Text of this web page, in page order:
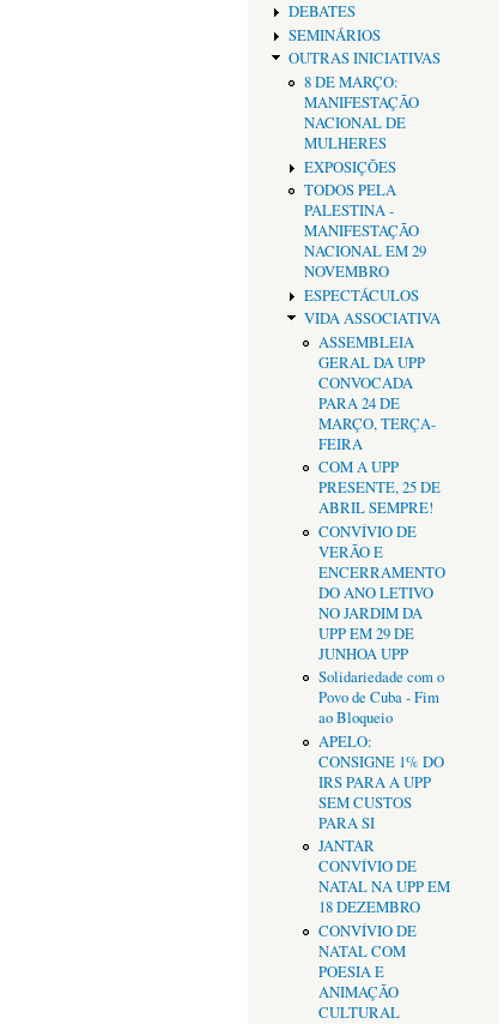
DEBATES
SEMINÁRIOS
OUTRAS INICIATIVAS
8 DE MARÇO:
MANIFESTAÇÃO
NACIONAL DE
MULHERES
EXPOSIÇÕES
TODOS PELA
PALESTINA -
MANIFESTAÇÃO
NACIONAL EM 29
NOVEMBRO
ESPECTÁCULOS
VIDA ASSOCIATIVA
ASSEMBLEIA
GERAL DA UPP
CONVOCADA
PARA 24 DE
MARÇO, TERÇA-
FEIRA
COM A UPP
PRESENTE, 25 DE
ABRIL SEMPRE!
CONVÍVIO DE
VERÃO E
ENCERRAMENTO
DO ANO LETIVO
NO JARDIM DA
UPP EM 29 DE
JUNHOA UPP
Solidariedade com o
Povo de Cuba - Fim
ao Bloqueio
APELO:
CONSIGNE 1% DO
IRS PARA A UPP
SEM CUSTOS
PARA SI
JANTAR
CONVÍVIO DE
NATAL NA UPP EM
18 DEZEMBRO
CONVÍVIO DE
NATAL COM
POESIA E
ANIMAÇÃO
CULTURAL